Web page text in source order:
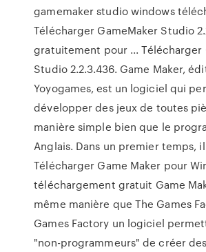
gamemaker studio windows
Télécharger GameMaker Studio
gratuitement pour ... Télécharger
Studio 2.2.3.436. Game Maker,
Yoyogames, est un logiciel qui
développer des jeux de toutes
manière simple bien que le
Anglais. Dans un premier temps,
Télécharger Game Maker pour
téléchargement gratuit Game
même manière que The Games
Games Factory un logiciel
"non-programmeurs" de créer